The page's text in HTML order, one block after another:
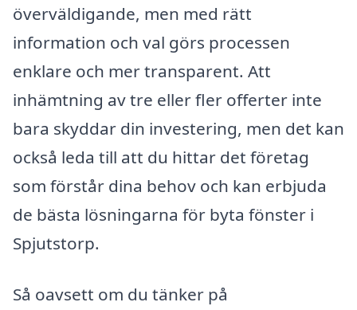
överväldigande, men med rätt
information och val görs processen
enklare och mer transparent. Att
inhämtning av tre eller fler offerter inte
bara skyddar din investering, men det kan
också leda till att du hittar det företag
som förstår dina behov och kan erbjuda
de bästa lösningarna för byta fönster i
Spjutstorp.
Så oavsett om du tänker på